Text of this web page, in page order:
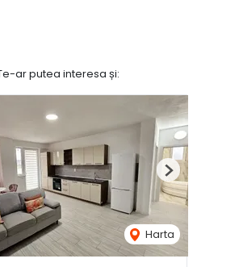
ar putea interesa și:
Harta
Next